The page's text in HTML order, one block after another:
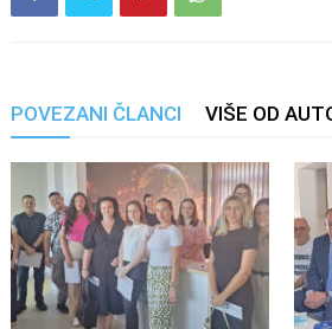
POVEZANI ČLANCI VIŠE OD